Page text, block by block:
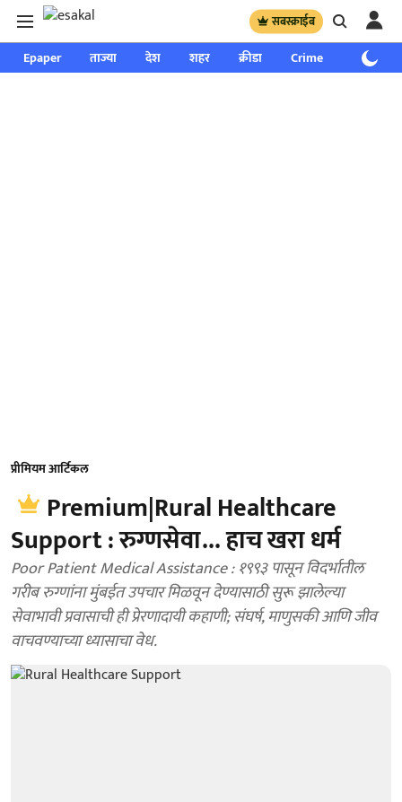
सबस्क्राईब
Epaper ताज्या देश शहर क्रीडा Crime साप्ताहिक
प्रीमियम आर्टिकल
Premium|Rural Healthcare
Support : रुग्णसेवा... हाच खरा धर्म
Poor Patient Medical Assistance : १९९३ पासून विदर्भातील
गरीब रुग्णांना मुंबईत उपचार मिळवून देण्यासाठी सुरू झालेल्या
सेवाभावी प्रवासाची ही प्रेरणादायी कहाणी; संघर्ष, माणुसकी आणि जीव
वाचवण्याच्या ध्यासाचा वेध.